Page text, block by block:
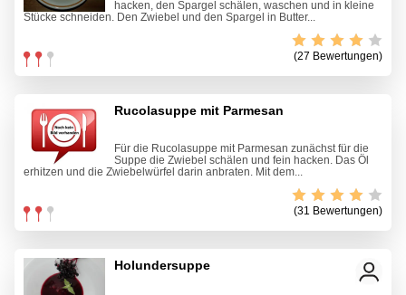
hacken, den Spargel schälen, waschen und in kleine
Stücke schneiden. Den Zwiebel und den Spargel in Butter...
(27 Bewertungen)
Rucolasuppe mit Parmesan
Für die Rucolasuppe mit Parmesan zunächst für die
Suppe die Zwiebel schälen und fein hacken. Das Öl
erhitzen und die Zwiebelwürfel darin anbraten. Mit dem...
(31 Bewertungen)
Holundersuppe